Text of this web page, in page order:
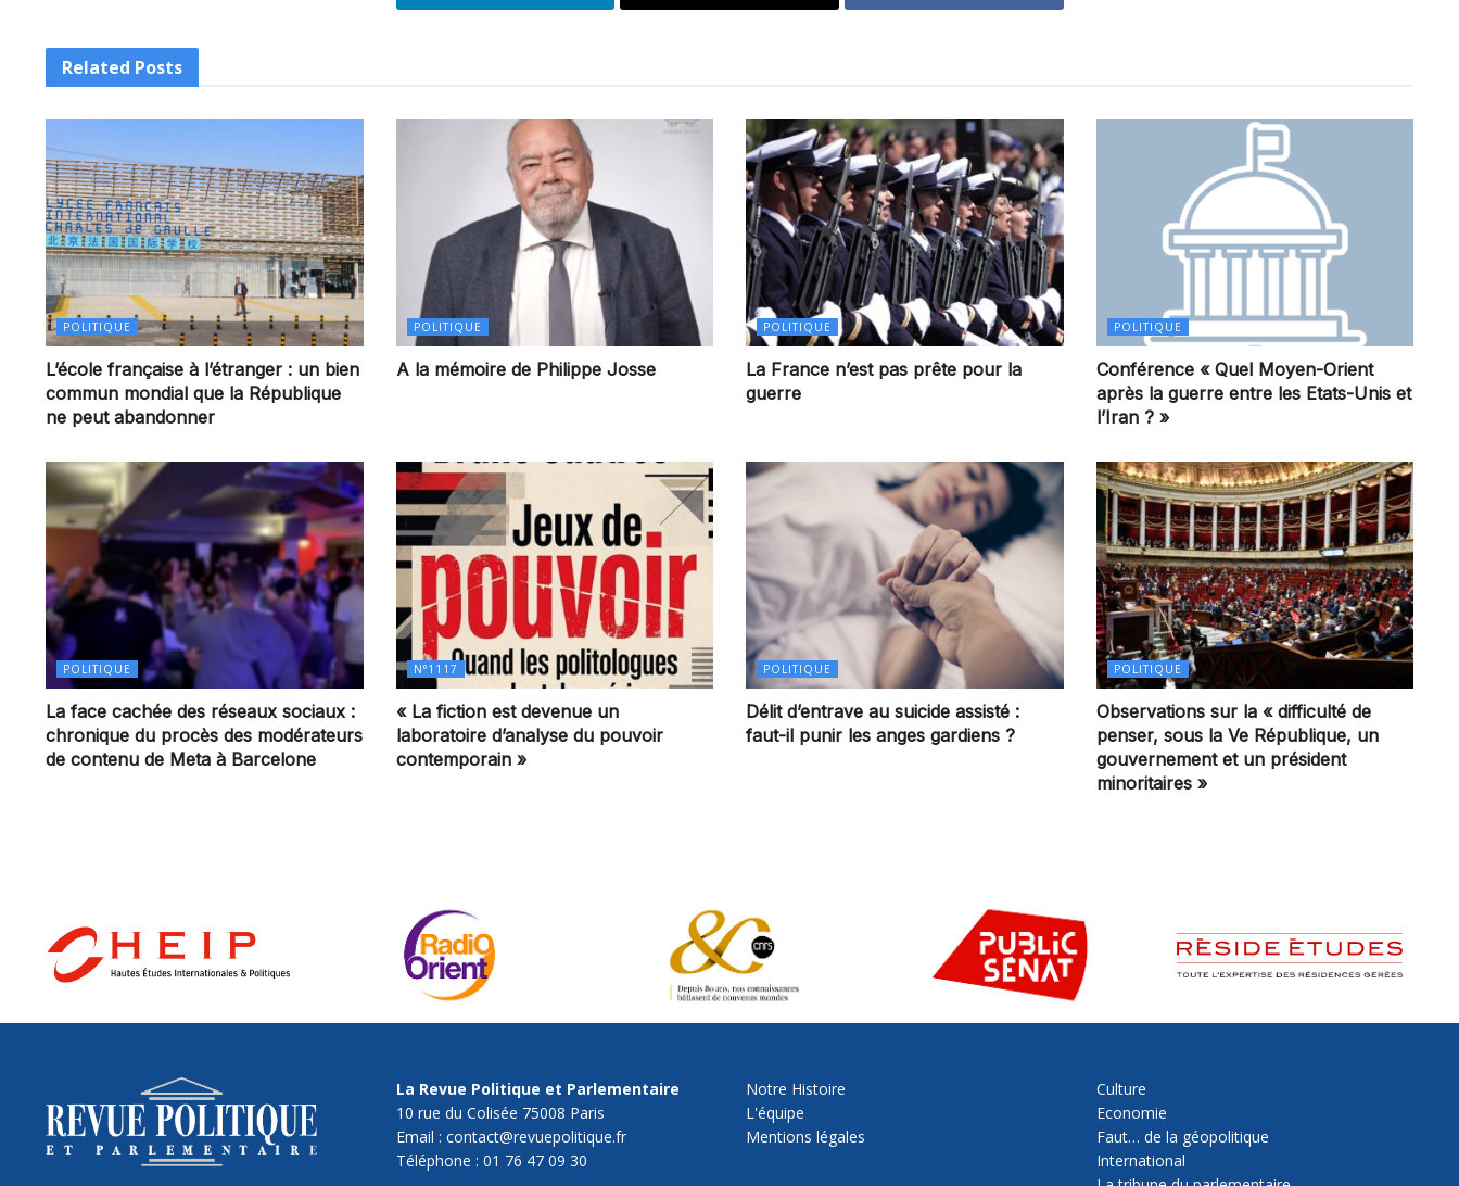
Related Posts
POLITIQUE
L’école française à l’étranger : un bien
commun mondial que la République
ne peut abandonner
POLITIQUE
A la mémoire de Philippe Josse
POLITIQUE
La France n’est pas prête pour la
guerre
POLITIQUE
Conférence « Quel Moyen-Orient
après la guerre entre les Etats-Unis et
l’Iran ? »
POLITIQUE
La face cachée des réseaux sociaux :
chronique du procès des modérateurs
de contenu de Meta à Barcelone
N°1117
« La fiction est devenue un
laboratoire d’analyse du pouvoir
contemporain »
POLITIQUE
Délit d’entrave au suicide assisté :
faut-il punir les anges gardiens ?
POLITIQUE
Observations sur la « difficulté de
penser, sous la Ve République, un
gouvernement et un président
minoritaires »
La Revue Politique et Parlementaire
10 rue du Colisée 75008 Paris
Email : contact@revuepolitique.fr
Téléphone : 01 76 47 09 30
Notre Histoire
L'équipe
Mentions légales
Culture
Economie
Faut… de la géopolitique
International